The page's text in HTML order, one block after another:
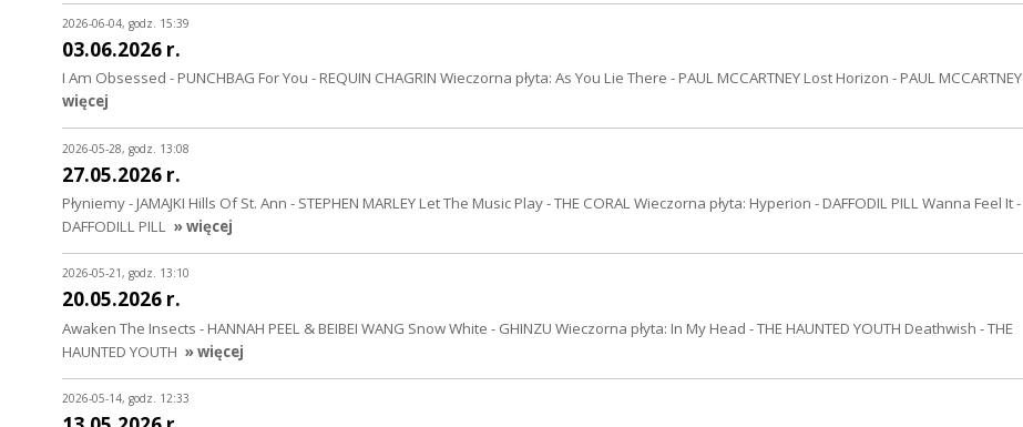
2026-06-04, godz. 15:39
03.06.2026 r.
I Am Obsessed - PUNCHBAG For You - REQUIN CHAGRIN Wieczorna płyta: As You Lie There - PAUL MCCARTNEY Lost Horizon - PAUL MCCARTNEY
więcej
2026-05-28, godz. 13:08
27.05.2026 r.
Płyniemy - JAMAJKI Hills Of St. Ann - STEPHEN MARLEY Let The Music Play - THE CORAL Wieczorna płyta: Hyperion - DAFFODIL PILL Wanna Feel It -
DAFFODILL PILL » więcej
2026-05-21, godz. 13:10
20.05.2026 r.
Awaken The Insects - HANNAH PEEL & BEIBEI WANG Snow White - GHINZU Wieczorna płyta: In My Head - THE HAUNTED YOUTH Deathwish - THE
HAUNTED YOUTH » więcej
2026-05-14, godz. 12:33